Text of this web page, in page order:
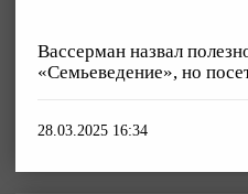
Вассерман назвал
«Семьеведение», но
28.03.2025 16:34